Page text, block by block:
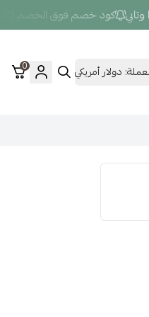
كود خصم فوق الخصم (HZ)
دولار أمريكي 0